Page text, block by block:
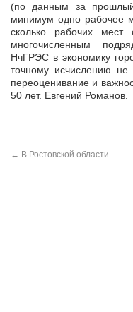
(по данным за
минимум одно рабочее
сколько рабочих мест
многочисленным
НчГРЭС в экономику
точному исчислению не
переоценивание и
50 лет. Евгений Романов.
← В Ростовской области